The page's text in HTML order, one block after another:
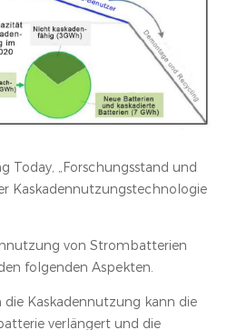
Today, „Forschungsstand und
Kaskadennutzungstechnologie
von Strombatterien
folgenden Aspekten.
Kaskadennutzung kann die
verlängert und die